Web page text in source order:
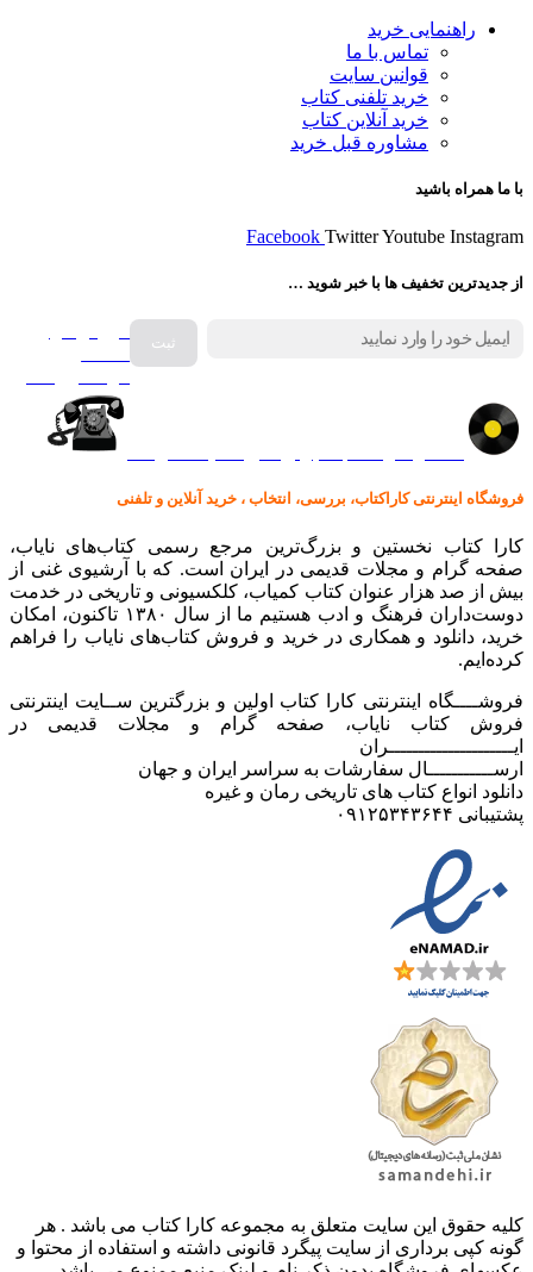
راهنمایی خرید
تماس با ما
قوانین سایت
خرید تلفنی کتاب
خرید آنلاین کتاب
مشاوره قبل خرید
با ما همراه باشید
Facebook TwitterYoutube Instagram
از جدیدترین تخفیف ها با خبر شوید …
فروش انواع
فروشگاه اینترنتی کاراکتاب، بررسی، انتخاب ، خرید آنلاین و تلفنی
کارا کتاب نخستین و بزرگ‌ترین مرجع رسمی کتاب‌های نایاب،
صفحه گرام و مجلات قدیمی در ایران است. که با آرشیوی غنی از
بیش از صد هزار عنوان کتاب کمیاب، کلکسیونی و تاریخی در خدمت
دوست‌داران فرهنگ و ادب هستیم ما از سال ۱۳۸۰ تاکنون، امکان
خرید، دانلود و همکاری در خرید و فروش کتاب‌های نایاب را فراهم
کرده‌ایم.
فروشــــگاه اینترنتی کارا کتاب اولین و بزرگترین ســایت اینترنتی
فروش کتاب نایاب، صفحه گرام و مجلات قدیمی در
ایـــــــــــــــــــــران
ارســـــــــــال سفارشات به سراسر ایران و جهان
دانلود انواع کتاب های تاریخی رمان و غیره
پشتیبانی ۰۹۱۲۵۳۴۳۶۴۴
کليه حقوق اين سايت متعلق به مجموعه کارا کتاب می باشد . هر
گونه کپی برداری از سایت پیگرد قانونی داشته و استفاده از محتوا و